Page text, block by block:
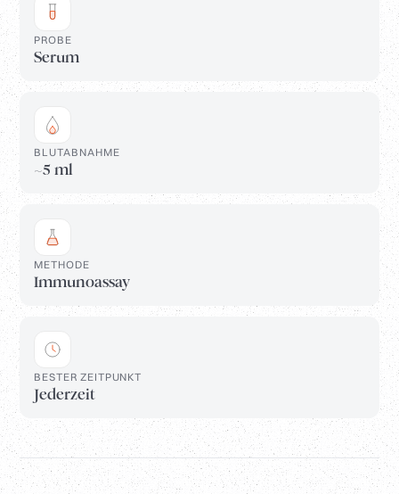
PROBE
Serum
BLUTABNAHME
~5 ml
METHODE
Immunoassay
BESTER ZEITPUNKT
Jederzeit